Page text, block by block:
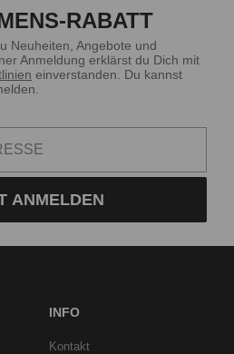
RABATT
Neuheiten, Angebote und
Anmeldung erklärst du Dich mit
einverstanden. Du kannst
ANMELDEN
INFO
Kontakt